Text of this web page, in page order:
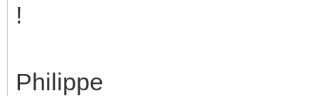
!
Philippe